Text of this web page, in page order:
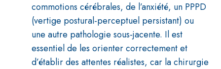
commotions cérébrales, de l’anxiété, un PPPD
(vertige postural-perceptuel persistant) ou
une autre pathologie sous-jacente. Il est
essentiel de les orienter correctement et
d’établir des attentes réalistes, car la chirurgie